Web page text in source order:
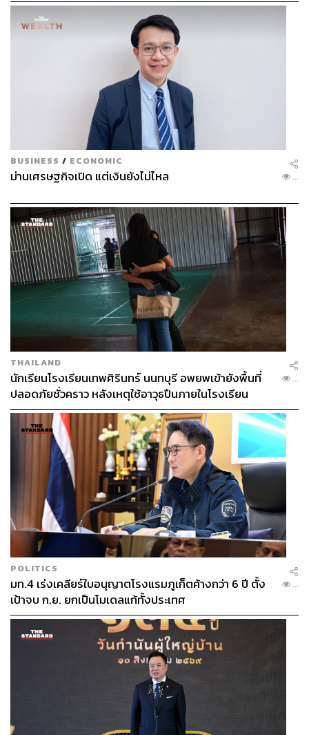
KKP ประเมินว่า หากไทยโดนภาษีจากสหรัฐฯ เพิ่มจาก 10%
เป็น 36% จะมีผลกระทบเพิ่มเติม (Additional Impact) ต่อ
GDP อยู่ที่ 0.4-0.5% ของ GDP ทั้งปี (Full Year)
ดังนั้น หากสหรัฐฯ เริ่มเก็บภาษีนำเข้าสินค้าไทยในอัตรา
36% ในวันที่ 1 สิงหาคมนี้ ก็น่าจะฉุด GDP ในปี 2568 ของ
ไทยลง 0.2% เท่านั้น
“แม้ตัวเลขอาจดูไม่เยอะ แต่ผลกระทบด้านความสามารถใน
การแข่งขันระยะยาว ยังน่าเป็นห่วง ดังนั้น หลายภาคส่วนอาจ
จำเป็นต้องเริ่มพิจารณาการเปิดเสรีและลดการคุ้มครอง เพื่อ
ก็ตาม การดำเนินการดังกล่าวในทันทีเป็นเรื่องยาก และอาจ
ต้องใช้ระยะเวลาในการปรับตัว รวมถึงกลไกการช่วยเหลือ
ต่างๆ ในระยะสั้นด้วย” พิพัฒน์กล่าว
“ถ้ามองในแง่ดี เหตุการณ์นี้อาจนำไปสู่การปฏิรูปความ
สามารถในการแข่งขันในบางภาคอุตสาหกรรมที่ได้รับการ
ปกป้องเป็นเวลานาน อย่างเช่น ภาคอุตสาหกรรมอาหารและ
อุตสาหกรรมเกษตรบางชนิด ซึ่งต้องยอมรับจริงๆ ว่า เป็นภาค
ที่อ่อนไหวมาก และกระทบกับคนค่อนข้างเยอะ และอาจจะ
ต้องใช้เวลาในการปรับโครงสร้างพอสมควร” ดร.พิพัฒน์
กล่าว
KResearch ห่วงภาษีทรัมป์ซ้ำเติมปัญหาขีดความ
สามารถในการแข่งขันของไทย
สอดคล้องกับ เกวลิน หวังพิชญสุข รองกรรมการผู้จัดการ
บริษัท ศูนย์วิจัยกสิกรไทย จำกัด (KResearch) เตือนว่า ขีด
ความสามารถทางการแข่งขัน (Competitiveness) ของไทย
กำลังลดต่ำลงเรื่อยๆ ต่อให้ไม่มีสถานการณ์ภาษีรอบนี้ก็ตาม
โดยจะเห็นได้ว่า การส่งออกของไทยหยุดนิ่งตลอด 10 ปีที่ผ่าน
มา แต่ประเทศเพื่อนบ้านอย่างเวียดนาม หรือประเทศคู่แข่ง
อื่นๆ เช่น เม็กซิโก กลับมีส่วนแบ่งการส่งออกที่เพิ่มขึ้นเรื่อยๆ
แข่งขันของไทยต่ำลงได้แก่ ทักษะแรงงานที่อาจต่ำเมื่อเทียบ
กับประเทศคู่แข่ง และต้นทุนการประกอบกิจการที่ค่อนข้างสูง
ซึ่งอาจเป็นเพราะไม่มีสิทธิประโยชน์จูงใจทางภาษีที่เพียงพอ
หรือประเทศอื่นๆ มีข้อตกลงการค้าเสรี (FTA) ขณะที่จำนวน
ประชากรไทยกำลังลดลง รวมถึงการเข้าสู่สังคมสูงวัยอย่าง
สมบูรณ์ ก็เป็นสาเหตุที่บริษัทต่างชาติหลายแห่งเลือกที่จะไม่
ลงทุนในไทย
BUSINESS / ECONOMIC
ม่านเศรษฐกิจเปิด แต่เงินยังไม่ไหล ...
THAILAND
นักเรียนโรงเรียนเทพศิรินทร์ นนทบุรี อพยพเข้ายังพื้นที่
ปลอดภัยชั่วคราว หลังเหตุใช้อาวุธปืนภายในโรงเรียน
คลี่คลาย
...
POLITICS
มท.4 เร่งเคลียร์ใบอนุญาตโรงแรมภูเก็ตค้างกว่า 6 ปี ตั้ง
เป้าจบ ก.ย. ยกเป็นโมเดลแก้ทั้งประเทศ
...